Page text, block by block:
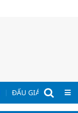
ĐẤU GIÁ - ĐẤU